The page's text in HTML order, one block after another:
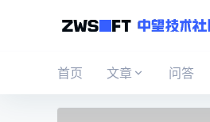
首页 文章 问答